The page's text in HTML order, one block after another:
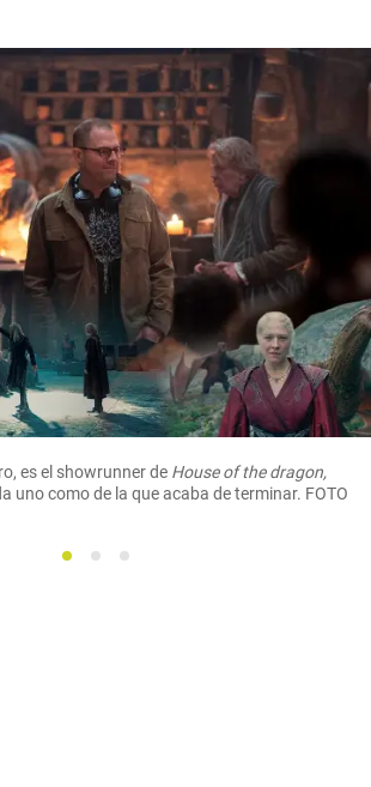
es el showrunner de House of the dragon,
uno como de la que acaba de terminar. FOTO
1 2 3